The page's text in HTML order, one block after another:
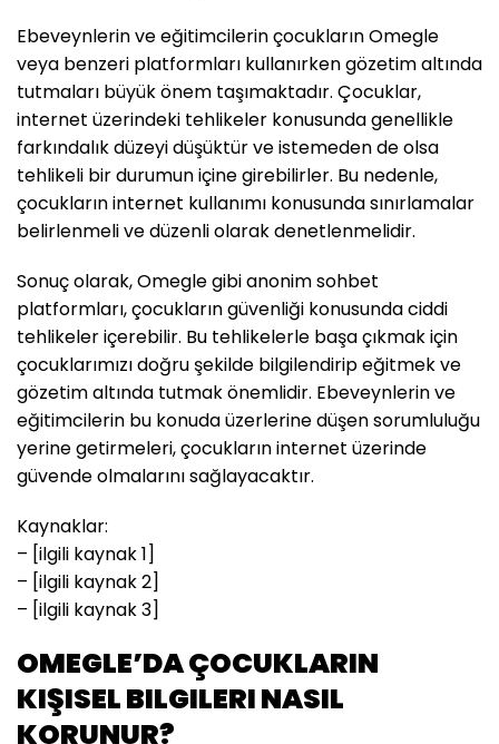
Ebeveynlerin ve eğitimcilerin çocukların Omegle
veya benzeri platformları kullanırken gözetim altında
tutmaları büyük önem taşımaktadır. Çocuklar,
internet üzerindeki tehlikeler konusunda genellikle
farkındalık düzeyi düşüktür ve istemeden de olsa
tehlikeli bir durumun içine girebilirler. Bu nedenle,
çocukların internet kullanımı konusunda sınırlamalar
belirlenmeli ve düzenli olarak denetlenmelidir.
Sonuç olarak, Omegle gibi anonim sohbet
platformları, çocukların güvenliği konusunda ciddi
tehlikeler içerebilir. Bu tehlikelerle başa çıkmak için
çocuklarımızı doğru şekilde bilgilendirip eğitmek ve
gözetim altında tutmak önemlidir. Ebeveynlerin ve
eğitimcilerin bu konuda üzerlerine düşen sorumluluğu
yerine getirmeleri, çocukların internet üzerinde
güvende olmalarını sağlayacaktır.
Kaynaklar:
– [ilgili kaynak 1]
– [ilgili kaynak 2]
– [ilgili kaynak 3]
OMEGLE’DA ÇOCUKLARIN
KIŞISEL BILGILERI NASIL
KORUNUR?